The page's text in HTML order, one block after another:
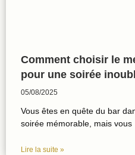
Comment choisir le
pour une soirée
05/08/2025
Vous êtes en quête du bar
soirée mémorable, mais vous
Lire la suite »